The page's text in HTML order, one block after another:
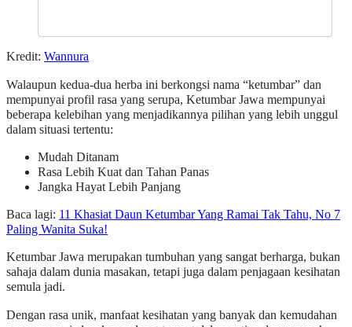
Kredit: Wannura
Walaupun kedua-dua herba ini berkongsi nama “ketumbar” dan
mempunyai profil rasa yang serupa, Ketumbar Jawa mempunyai
beberapa kelebihan yang menjadikannya pilihan yang lebih unggul
dalam situasi tertentu:
Mudah Ditanam
Rasa Lebih Kuat dan Tahan Panas
Jangka Hayat Lebih Panjang
Baca lagi: 11 Khasiat Daun Ketumbar Yang Ramai Tak Tahu, No 7
Paling Wanita Suka!
Ketumbar Jawa merupakan tumbuhan yang sangat berharga, bukan
sahaja dalam dunia masakan, tetapi juga dalam penjagaan kesihatan
semula jadi.
Dengan rasa unik, manfaat kesihatan yang banyak dan kemudahan